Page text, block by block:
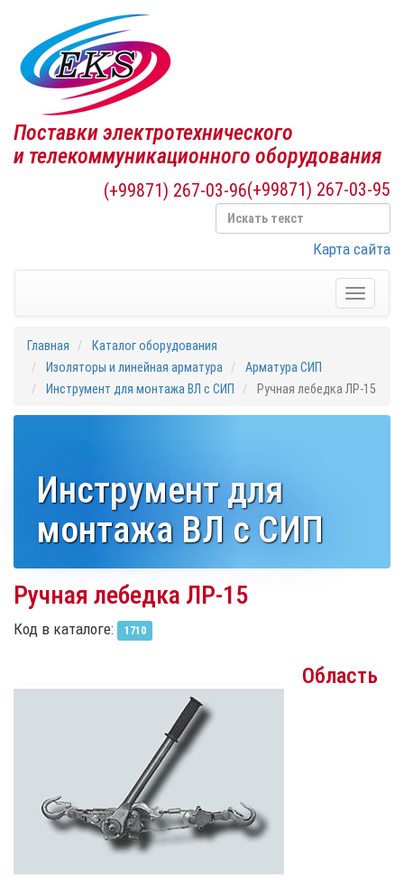
Поставки электротехнического
и телекоммуникационного оборудования
(+99871) 267-03-95
(+99871) 267-03-96
Карта сайта
Toggle
Главная
Каталог оборудования
Изоляторы и линейная арматура
Арматура СИП
Инструмент для монтажа ВЛ с СИП
Ручная лебедка ЛР-15
Инструмент для
монтажа ВЛ с СИП
Ручная лебедка ЛР-15
Код в каталоге: 1710
Область